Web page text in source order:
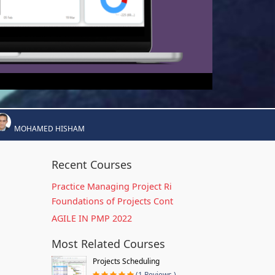
MOHAMED HISHAM
Recent Courses
Practice Managing Project Ri
Foundations of Projects Cont
AGILE IN PMP 2022
Most Related Courses
Projects Scheduling